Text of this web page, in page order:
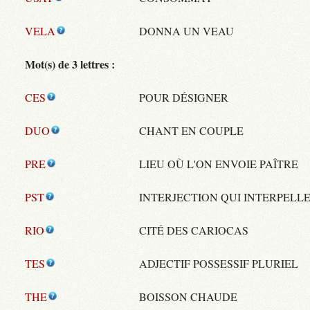
VELA DONNA UN VEAU
Mot(s) de 3 lettres :
CES POUR DÉSIGNER
DUO CHANT EN COUPLE
PRE LIEU OÙ L'ON ENVOIE PAÎTRE
PST INTERJECTION QUI INTERPELLE
RIO CITÉ DES CARIOCAS
TES ADJECTIF POSSESSIF PLURIEL
THE BOISSON CHAUDE